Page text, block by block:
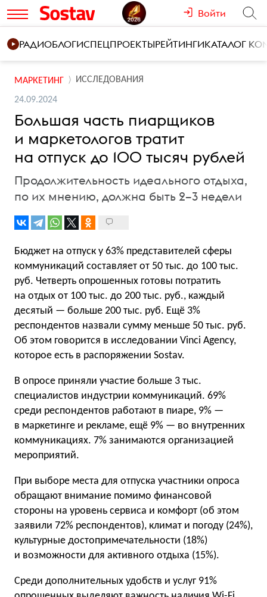
Войти
РАДИОБЛОГИСПЕЦПРОЕКТЫРЕЙТИНГИКАТАЛОГ
МАРКЕТИНГ ИССЛЕДОВАНИЯ
24.09.2024
Большая часть пиарщиков
и маркетологов тратит
на отпуск до 100 тысяч рублей
Продолжительность идеального отдыха,
по их мнению, должна быть 2–3 недели
Бюджет на отпуск у 63% представителей сферы
коммуникаций составляет от 50 тыс. до 100 тыс.
руб. Четверть опрошенных готовы потратить
на отдых от 100 тыс. до 200 тыс. руб., каждый
десятый — больше 200 тыс. руб. Ещё 3%
респондентов назвали сумму меньше 50 тыс. руб.
Об этом говорится в исследовании Vinci Agency,
которое есть в распоряжении Sostav.
В опросе приняли участие больше 3 тыс.
специалистов индустрии коммуникаций. 69%
среди респондентов работают в пиаре, 9% —
в маркетинге и рекламе, ещё 9% — во внутренних
коммуникациях. 7% занимаются организацией
мероприятий.
При выборе места для отпуска участники опроса
обращают внимание помимо финансовой
стороны на уровень сервиса и комфорт (об этом
заявили 72% респондентов), климат и погоду (24%),
культурные достопримечательности (18%)
и возможности для активного отдыха (15%).
Среди дополнительных удобств и услуг 91%